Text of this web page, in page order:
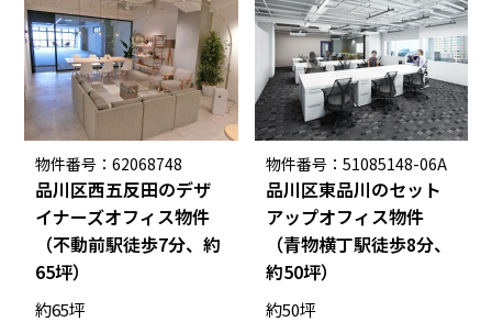
物件番号：62068748
品川区西五反田のデザ
イナーズオフィス物件
（不動前駅徒歩7分、約
65坪）
約65坪
物件番号：51085148-06A
品川区東品川のセット
アップオフィス物件
（青物横丁駅徒歩8分、
約50坪）
約50坪